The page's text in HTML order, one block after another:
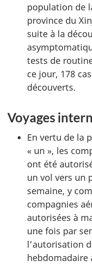
population de
province du
suite à la
tests de
ce jour, 178
découverts.
Voyages
En vertu de la
« un », les
ont été
un vol vers un
semaine, y
compagnies
autorisées à
une fois par
l’autorisation
hebdomadaire